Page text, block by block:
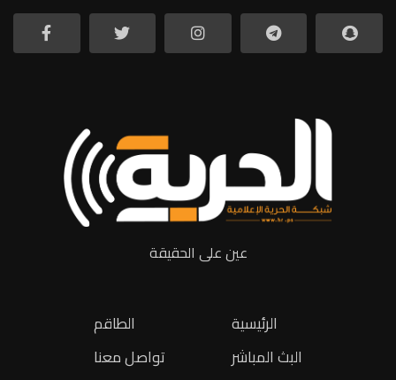
عين على الحقيقة
الطاقم
تواصل معنا
الرئيسية
البث المباشر